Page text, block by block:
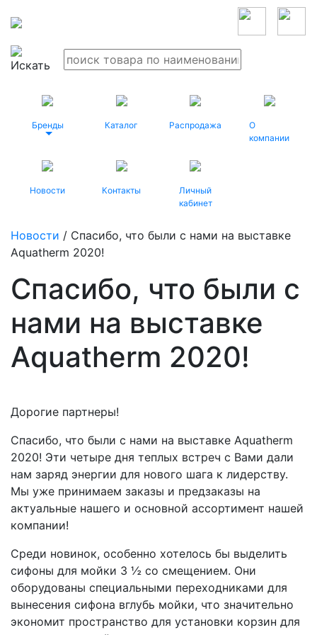
Бренды Каталог Распродажа
О
компании
Новости Контакты
Личный
кабинет
Новости / Спасибо, что были с нами на выставке
Aquatherm 2020!
Спасибо, что были с
нами на выставке
Aquatherm 2020!
Дорогие партнеры!
Спасибо, что были с нами на выставке Aquatherm
2020! Эти четыре дня теплых встреч с Вами дали
нам заряд энергии для нового шага к лидерству.
Мы уже принимаем заказы и предзаказы на
актуальные нашего и основной ассортимент нашей
компании!
Среди новинок, особенно хотелось бы выделить
сифоны для мойки 3 ½ со смещением. Они
оборудованы специальными переходниками для
вынесения сифона вглубь мойки, что значительно
экономит пространство для установки корзин для